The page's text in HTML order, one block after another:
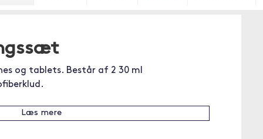
og tablets. Består af 2 30 ml
Læs mere